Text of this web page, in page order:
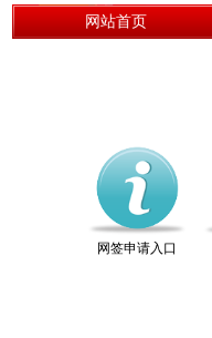
网站首页
网签申请入口